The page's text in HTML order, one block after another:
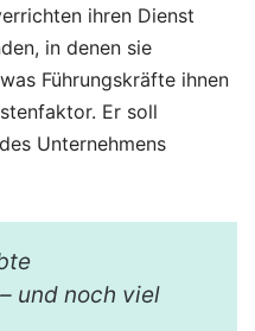
ihren Dienst
in denen sie
Führungskräfte ihnen
Er soll
Unternehmens
und noch viel